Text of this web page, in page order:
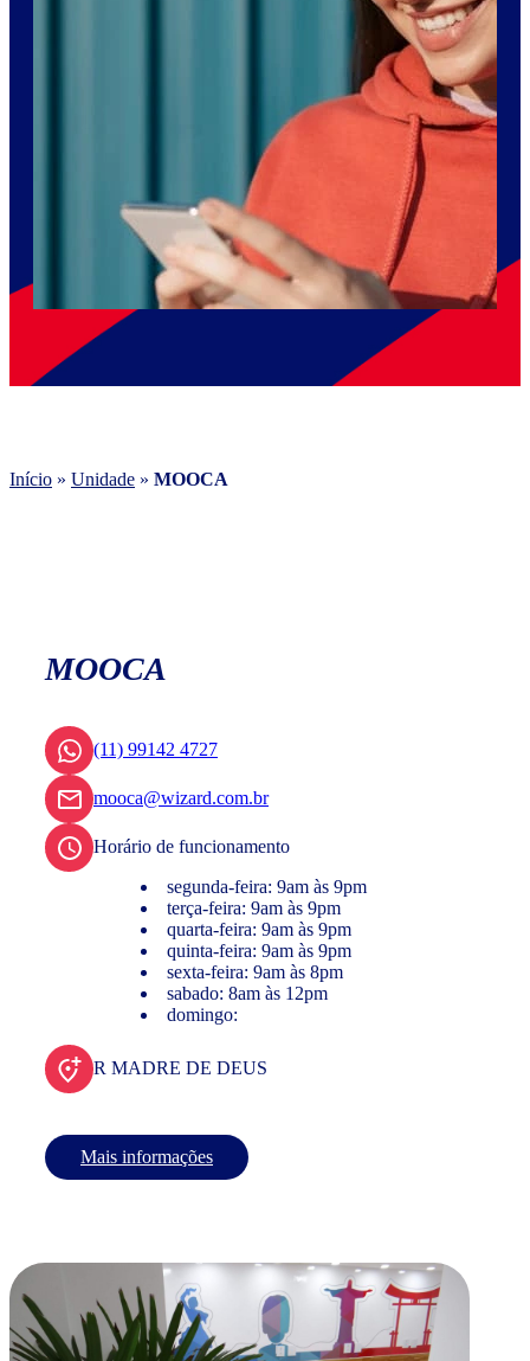
Início » Unidade » MOOCA
MOOCA
(11) 99142 4727
mooca@wizard.com.br
Horário de funcionamento
segunda-feira: 9am às 9pm
terça-feira: 9am às 9pm
quarta-feira: 9am às 9pm
quinta-feira: 9am às 9pm
sexta-feira: 9am às 8pm
sabado: 8am às 12pm
domingo:
R MADRE DE DEUS
Mais informações